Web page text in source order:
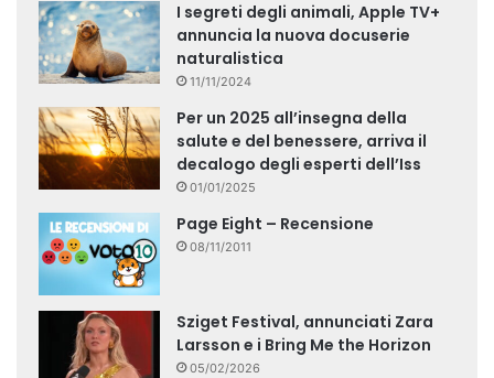
I segreti degli animali, Apple TV+
annuncia la nuova docuserie
naturalistica
11/11/2024
Per un 2025 all’insegna della
salute e del benessere, arriva il
decalogo degli esperti dell’Iss
01/01/2025
Page Eight – Recensione
08/11/2011
Sziget Festival, annunciati Zara
Larsson e i Bring Me the Horizon
05/02/2026